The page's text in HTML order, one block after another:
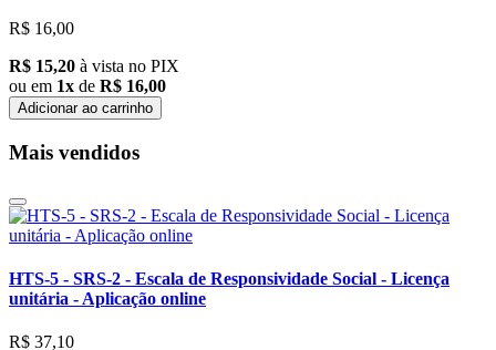
R$ 16,00
R$ 15,20 à vista no PIX
ou em 1x de R$ 16,00
Adicionar ao carrinho
Mais vendidos
HTS-5 - SRS-2 - Escala de Responsividade Social - Licença
unitária - Aplicação online
R$ 37,10